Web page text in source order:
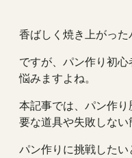
香ばしく焼き上がった
ですが、パン作り初
悩みますよね。
本記事では、パン作
要な道具や失敗しない
パン作りに挑戦した